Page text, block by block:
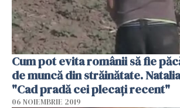
Cum pot evita românii să fie
de muncă din străinătate.
"Cad pradă cei plecați recent"
06 NOIEMBRIE 2019